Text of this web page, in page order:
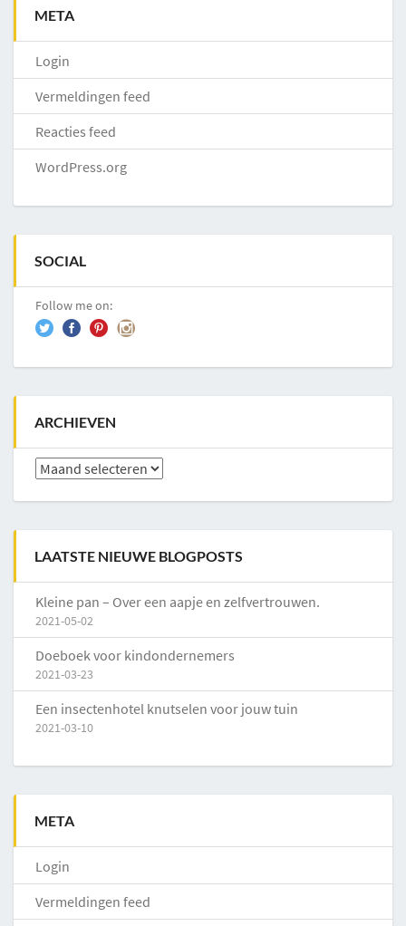
META
Login
Vermeldingen feed
Reacties feed
WordPress.org
SOCIAL
Follow me on:
ARCHIEVEN
Archieven
LAATSTE NIEUWE BLOGPOSTS
Kleine pan – Over een aapje en zelfvertrouwen.
2021-05-02
Doeboek voor kindondernemers
2021-03-23
Een insectenhotel knutselen voor jouw tuin
2021-03-10
META
Login
Vermeldingen feed